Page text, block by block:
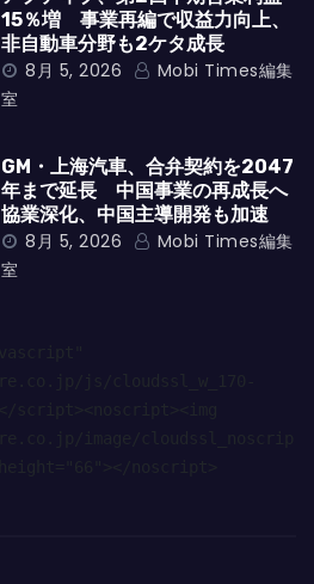
15％増 事業再編で収益力向上、
非自動車分野も2ケタ成長
8月 5, 2026
Mobi Times編集
室
GM・上海汽車、合弁契約を2047
年まで延長 中国事業の再成長へ
協業深化、中国主導開発も加速
8月 5, 2026
Mobi Times編集
室